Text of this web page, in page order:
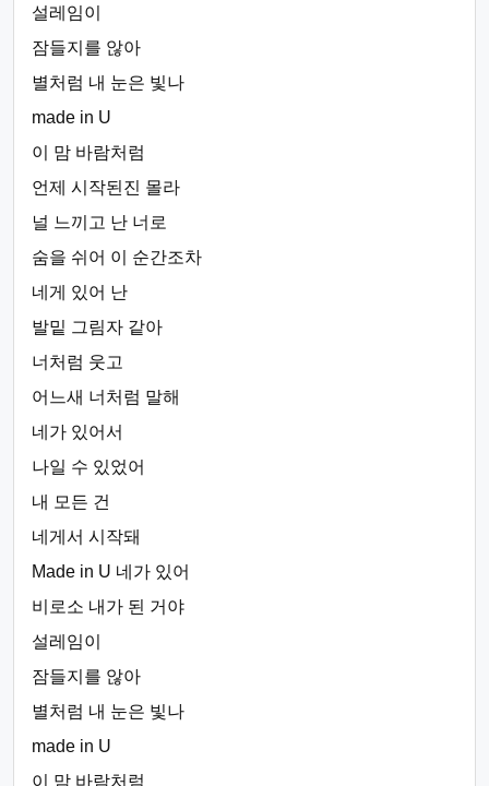
설레임이
잠들지를 않아
별처럼 내 눈은 빛나
made in U
이 맘 바람처럼
언제 시작된진 몰라
널 느끼고 난 너로
숨을 쉬어 이 순간조차
네게 있어 난
발밑 그림자 같아
너처럼 웃고
어느새 너처럼 말해
네가 있어서
나일 수 있었어
내 모든 건
네게서 시작돼
Made in U 네가 있어
비로소 내가 된 거야
설레임이
잠들지를 않아
별처럼 내 눈은 빛나
made in U
이 맘 바람처럼